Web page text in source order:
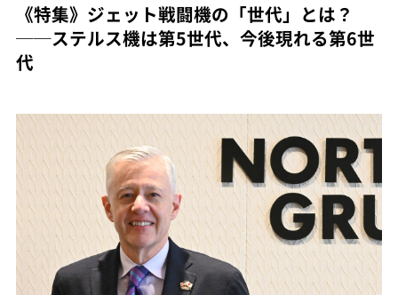
《特集》ジェット戦闘機の「世代」とは？
──ステルス機は第5世代、今後現れる第6世
代